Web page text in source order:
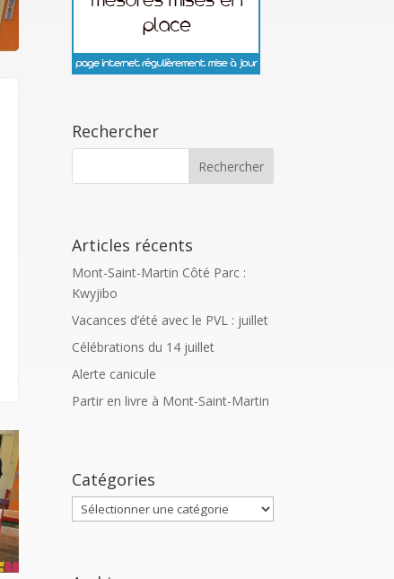
Rechercher
Articles récents
Mont-Saint-Martin Côté Parc :
Kwyjibo
Vacances d’été avec le PVL : juillet
Célébrations du 14 juillet
Alerte canicule
Partir en livre à Mont-Saint-Martin
Catégories
Catégories